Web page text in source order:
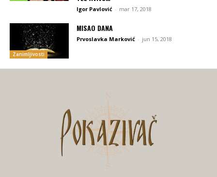
Igor Pavlović - mar 17, 2018
Zanimljivosti
MISAO DANA
Prvoslavka Marković - jun 15, 2018